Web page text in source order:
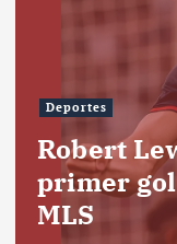
Deportes
Robert
primer
MLS